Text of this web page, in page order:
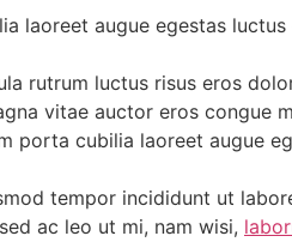
laoreet augue egestas
rutrum luctus risus eros
vitae auctor eros congue
porta cubilia laoreet augue
tempor incididunt ut
ac leo ut mi, nam wisi,